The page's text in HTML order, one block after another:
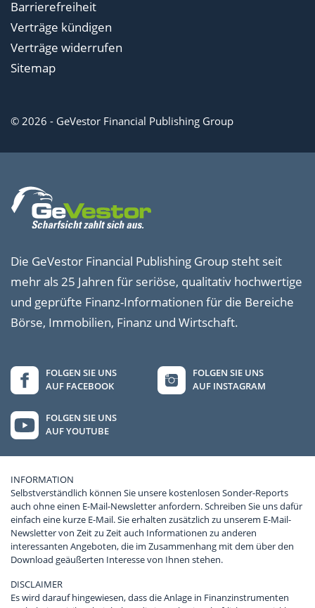
Barrierefreiheit
Verträge kündigen
Verträge widerrufen
Sitemap
© 2026 - GeVestor Financial Publishing Group
Die GeVestor Financial Publishing Group steht seit
mehr als 25 Jahren für seriöse, qualitativ hochwertige
und geprüfte Finanz-Informationen für die Bereiche
Börse, Immobilien, Finanz und Wirtschaft.
FOLGEN SIE UNS
AUF FACEBOOK
FOLGEN SIE UNS
AUF INSTAGRAM
FOLGEN SIE UNS
AUF YOUTUBE
INFORMATION
Selbstverständlich können Sie unsere kostenlosen Sonder-Reports
auch ohne einen E-Mail-Newsletter anfordern. Schreiben Sie uns dafür
einfach eine kurze E-Mail. Sie erhalten zusätzlich zu unserem E-Mail-
Newsletter von Zeit zu Zeit auch Informationen zu anderen
interessanten Angeboten, die im Zusammenhang mit dem über den
Download geäußerten Interesse von Ihnen stehen.
DISCLAIMER
Es wird darauf hingewiesen, dass die Anlage in Finanzinstrumenten